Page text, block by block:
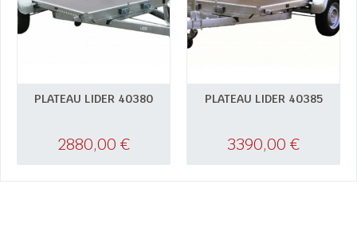
PLATEAU LIDER 40380
2880,00 €
PLATEAU LIDER 40385
3390,00 €